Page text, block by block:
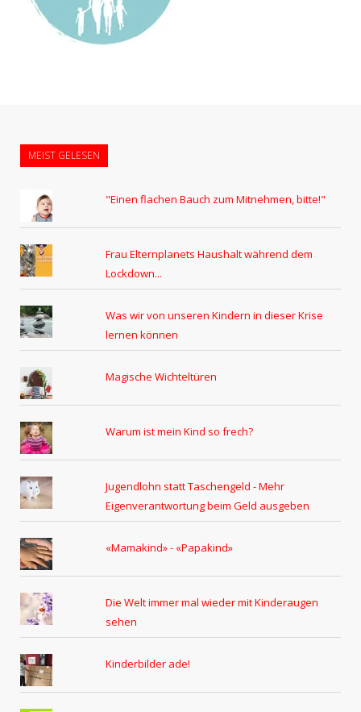
MEIST GELESEN
"Einen flachen Bauch zum Mitnehmen, bitte!"
Frau Elternplanets Haushalt während dem
Lockdown...
Was wir von unseren Kindern in dieser Krise
lernen können
Magische Wichteltüren
Warum ist mein Kind so frech?
Jugendlohn statt Taschengeld - Mehr
Eigenverantwortung beim Geld ausgeben
«Mamakind» - «Papakind»
Die Welt immer mal wieder mit Kinderaugen
sehen
Kinderbilder ade!